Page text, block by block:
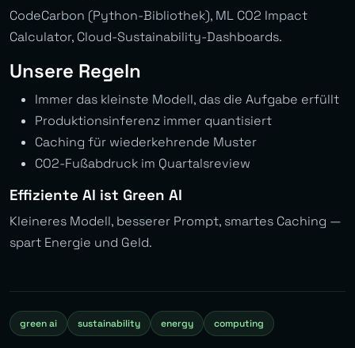
CodeCarbon (Python-Bibliothek), ML CO2 Impact
Calculator, Cloud-Sustainability-Dashboards.
Unsere Regeln
Immer das kleinste Modell, das die Aufgabe erfüllt
Produktionsinferenz immer quantisiert
Caching für wiederkehrende Muster
CO2-Fußabdruck im Quartalsreview
Effiziente AI ist Green AI
Kleineres Modell, besserer Prompt, smartes Caching —
spart Energie und Geld.
green ai sustainability energy computing